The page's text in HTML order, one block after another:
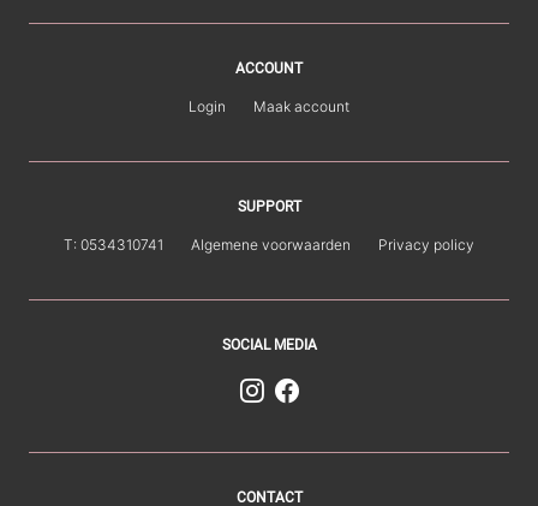
ACCOUNT
Login Maak account
SUPPORT
T: 0534310741 Algemene voorwaarden Privacy policy
SOCIAL MEDIA
CONTACT